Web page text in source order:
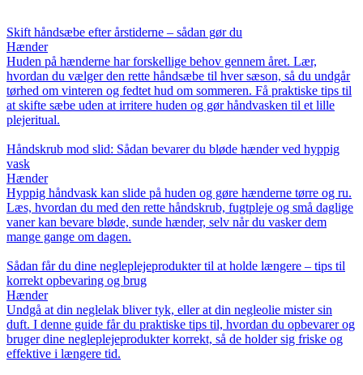
Skift håndsæbe efter årstiderne – sådan gør du
Hænder
Huden på hænderne har forskellige behov gennem året. Lær,
hvordan du vælger den rette håndsæbe til hver sæson, så du undgår
tørhed om vinteren og fedtet hud om sommeren. Få praktiske tips til
at skifte sæbe uden at irritere huden og gør håndvasken til et lille
plejeritual.
Håndskrub mod slid: Sådan bevarer du bløde hænder ved hyppig
vask
Hænder
Hyppig håndvask kan slide på huden og gøre hænderne tørre og ru.
Læs, hvordan du med den rette håndskrub, fugtpleje og små daglige
vaner kan bevare bløde, sunde hænder, selv når du vasker dem
mange gange om dagen.
Sådan får du dine negleplejeprodukter til at holde længere – tips til
korrekt opbevaring og brug
Hænder
Undgå at din neglelak bliver tyk, eller at din negleolie mister sin
duft. I denne guide får du praktiske tips til, hvordan du opbevarer og
bruger dine negleplejeprodukter korrekt, så de holder sig friske og
effektive i længere tid.